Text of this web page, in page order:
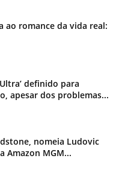
ao romance da vida real:
definido para
apesar dos problemas...
nomeia Ludovic
Amazon MGM...